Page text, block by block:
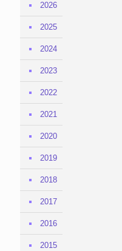
2026
2025
2024
2023
2022
2021
2020
2019
2018
2017
2016
2015